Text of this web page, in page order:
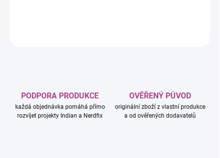
PODPORA PRODUKCE
každá objednávka pomáhá přímo
rozvíjet projekty Indian a Nerdfix
OVĚŘENÝ PŮVOD
originální zboží z vlastní produkce
a od ověřených dodavatelů